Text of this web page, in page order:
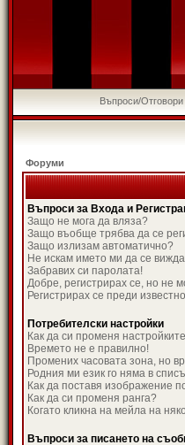
Въпроси/Отговори
Форуми
Въпроси за Входа и
Защо не мога да вляза?
Защо въобще трябва да се
Защо излизам автоматично?
Не искам името ми да се
Забравих си паролата!
Добре, регистрирах се, но не
Регистрирах се преди
Потребителски настройки
Как да си променя
Времето не е правилно!
Промених часовата зона, но
Родния ми език го няма в
Как да поставя изображение
Как да си променя ранга?
Когато кликна на мейла на
Въпроси за писането на